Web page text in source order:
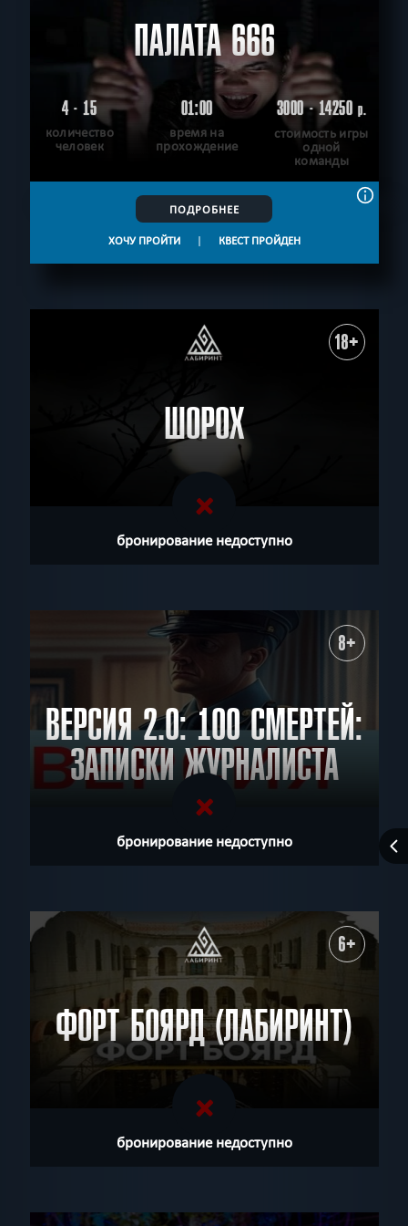
ПАЛАТА 666
4 - 15
количество
человек
01:00
время на
прохождение
3000 - 14250р.
стоимость игры
одной
команды
ПОДРОБНЕЕ
ХОЧУ ПРОЙТИ | КВЕСТ ПРОЙДЕН
18+
ШОРОХ
бронирование недоступно
8+
ВЕРСИЯ 2.0: 100 СМЕРТЕЙ:
ЗАПИСКИ ЖУРНАЛИСТА
бронирование недоступно
6+
ФОРТ БОЯРД (ЛАБИРИНТ)
бронирование недоступно